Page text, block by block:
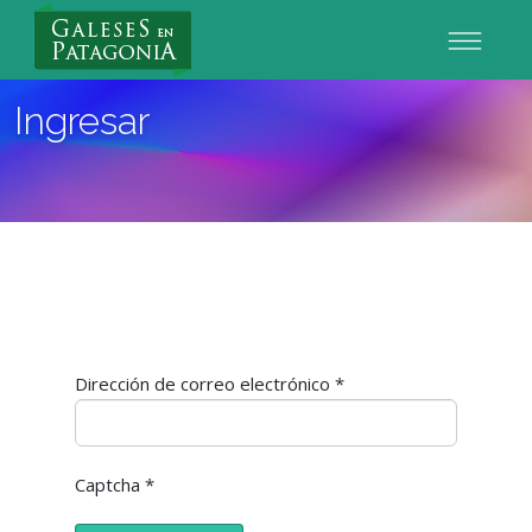
Nuevo Usuario
Ingresar
Dirección de correo electrónico *
Captcha *